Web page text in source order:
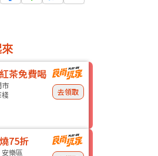
茶免費喝
市
去領取
75折
樂區